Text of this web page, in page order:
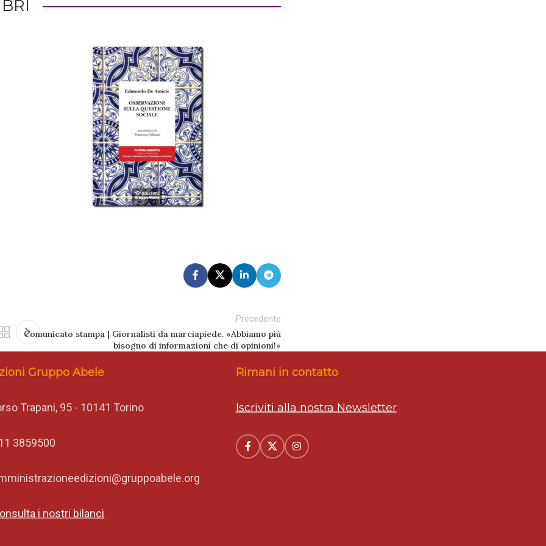
Precedente
Comunicato stampa | Giornalisti da marciapiede. «Abbiamo più
bisogno di informazioni che di opinioni!»
Gruppo Abele
Trapani, 95 - 10141 Torino
3859500
i nostri bilanci
Rimani in contatto
Iscriviti alla nostra Newsletter